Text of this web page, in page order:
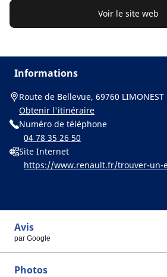
Voir le site web
Informations
Route de Bellevue, 69760 LIMONEST
Obtenir l'itinéraire
Numéro de téléphone
04 78 35 26 50
Site Internet
https://www.renault.fr/trouver-un-
Avis
par Google
Photos